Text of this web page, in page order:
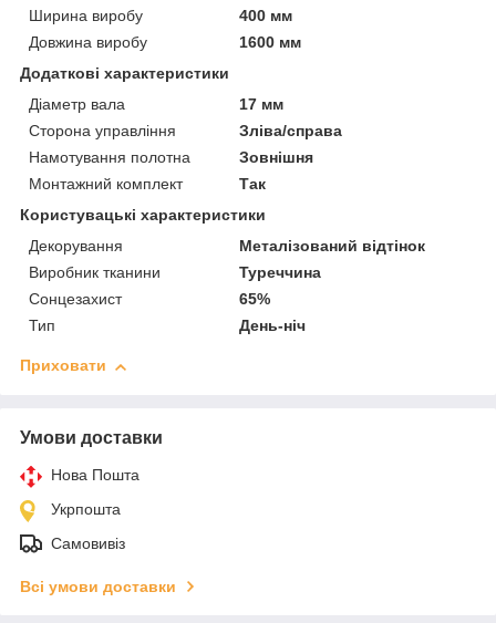
Ширина виробу
400 мм
Довжина виробу
1600 мм
Додаткові характеристики
Діаметр вала
17 мм
Сторона управління
Зліва/справа
Намотування полотна
Зовнішня
Монтажний комплект
Так
Користувацькі характеристики
Декорування
Металізований відтінок
Виробник тканини
Туреччина
Сонцезахист
65%
Тип
День-ніч
Приховати
Умови доставки
Нова Пошта
Укрпошта
Самовивіз
Всі умови доставки